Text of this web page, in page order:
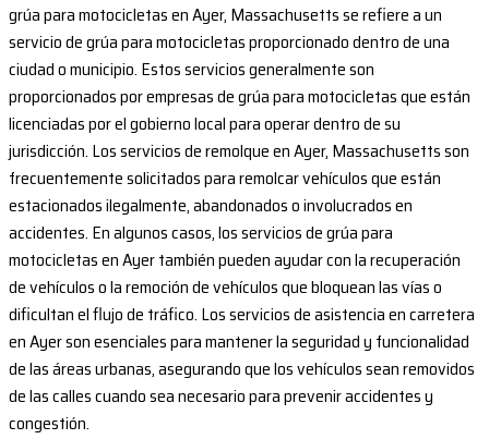
grúa para motocicletas en Ayer, Massachusetts se refiere a un
servicio de grúa para motocicletas proporcionado dentro de una
ciudad o municipio. Estos servicios generalmente son
proporcionados por empresas de grúa para motocicletas que están
licenciadas por el gobierno local para operar dentro de su
jurisdicción. Los servicios de remolque en Ayer, Massachusetts son
frecuentemente solicitados para remolcar vehículos que están
estacionados ilegalmente, abandonados o involucrados en
accidentes. En algunos casos, los servicios de grúa para
motocicletas en Ayer también pueden ayudar con la recuperación
de vehículos o la remoción de vehículos que bloquean las vías o
dificultan el flujo de tráfico. Los servicios de asistencia en carretera
en Ayer son esenciales para mantener la seguridad y funcionalidad
de las áreas urbanas, asegurando que los vehículos sean removidos
de las calles cuando sea necesario para prevenir accidentes y
congestión.